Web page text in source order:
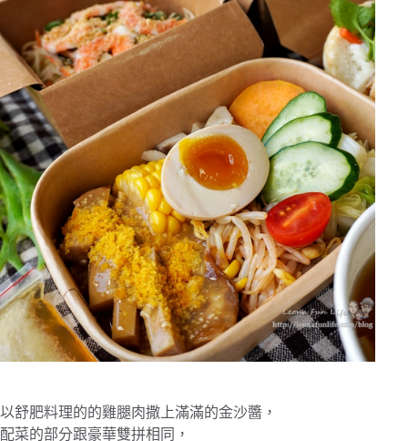
以舒肥料理的的雞腿肉撒上滿滿的金沙醬，
配菜的部分跟豪華雙拼相同，